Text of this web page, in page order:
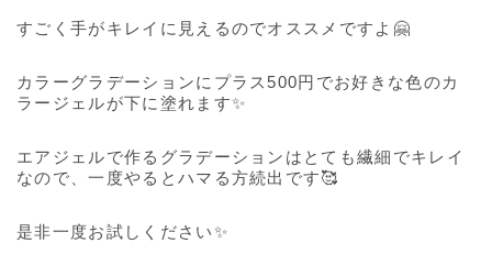
すごく手がキレイに見えるのでオススメですよ🤗
カラーグラデーションにプラス500円でお好きな色のカ
ラージェルが下に塗れます✨
エアジェルで作るグラデーションはとても繊細でキレイ
なので、一度やるとハマる方続出です🥰
是非一度お試しください✨